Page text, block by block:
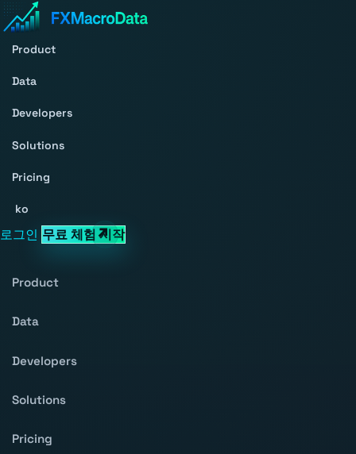
Product
Data
Developers
Solutions
Pricing
ko
로그인 무료 체험 시작
Product
Data
Developers
Solutions
Pricing